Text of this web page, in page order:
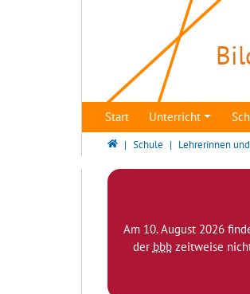
Start Unterricht
Bildungsserver Berlin -
Schule Lehrerinnen
Am 10. August 2026
der bbbzeitweise nicht